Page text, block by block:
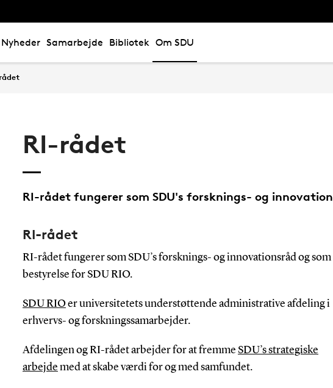
Nyheder Samarbejde Bibliotek Om SDU
RI-rådet
RI-rådet fungerer som SDU's forsknings- og
RI-rådet
RI-rådet fungerer som SDU’s forsknings- og innovationsråd og som
bestyrelse for SDU RIO.
SDU RIOer universitetets understøttende administrative afdeling i
erhvervs- og forskningssamarbejder.
Afdelingen og RI-rådet arbejder for at fremme SDU’s strategiske
arbejde med at skabe værdi for og med samfundet.